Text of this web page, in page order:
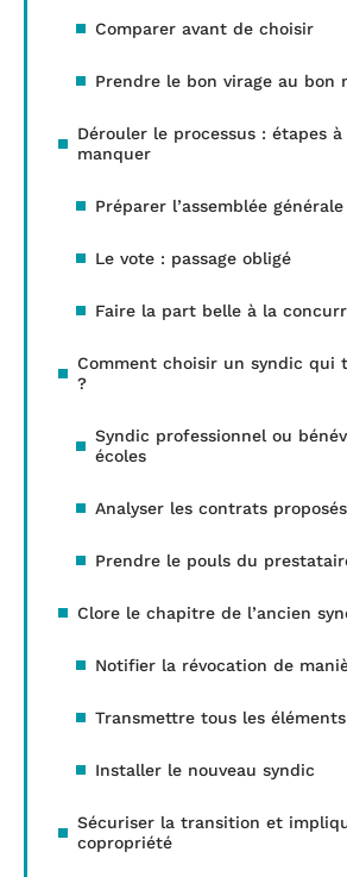
Comparer avant de choisir
Prendre le bon virage au bon
Dérouler le processus : étapes à
manquer
Préparer l’assemblée générale
Le vote : passage obligé
Faire la part belle à la
Comment choisir un syndic qui
?
Syndic professionnel ou
écoles
Analyser les contrats proposés
Prendre le pouls du
Clore le chapitre de l’ancien
Notifier la révocation de
Transmettre tous les
Installer le nouveau syndic
Sécuriser la transition et
copropriété